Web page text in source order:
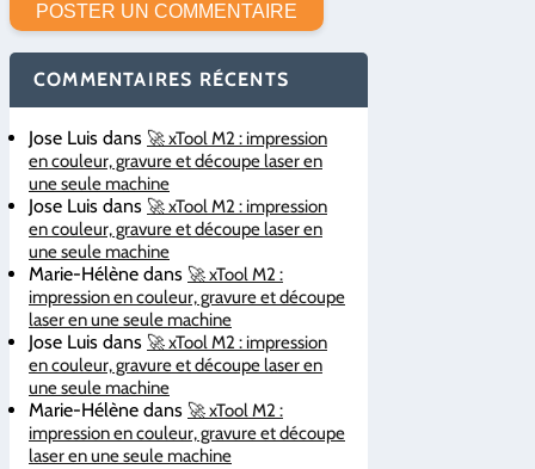
COMMENTAIRES RÉCENTS
Jose Luis dans 🚀 xTool M2 : impression
en couleur, gravure et découpe laser en
une seule machine
Jose Luis dans 🚀 xTool M2 : impression
en couleur, gravure et découpe laser en
une seule machine
Marie-Hélène dans 🚀 xTool M2 :
impression en couleur, gravure et découpe
laser en une seule machine
Jose Luis dans 🚀 xTool M2 : impression
en couleur, gravure et découpe laser en
une seule machine
Marie-Hélène dans 🚀 xTool M2 :
impression en couleur, gravure et découpe
laser en une seule machine